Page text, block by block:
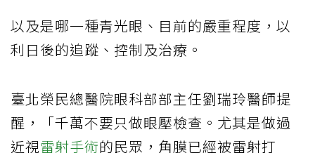
以及是哪一種青光眼、目前的嚴重程度，以
利日後的追蹤、控制及治療。
臺北榮民總醫院眼科部部主任劉瑞玲醫師提
醒，「千萬不要只做眼壓檢查。尤其是做過
近視雷射手術的民眾，角膜已經被雷射打